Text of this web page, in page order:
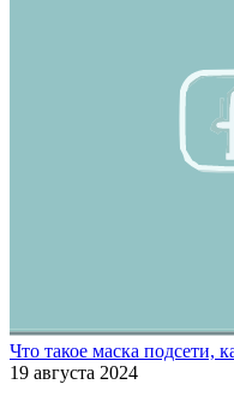
Что такое маска подсети,
19 августа 2024